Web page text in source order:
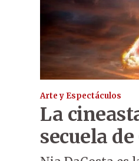
Arte y Espectáculos
La
secuela